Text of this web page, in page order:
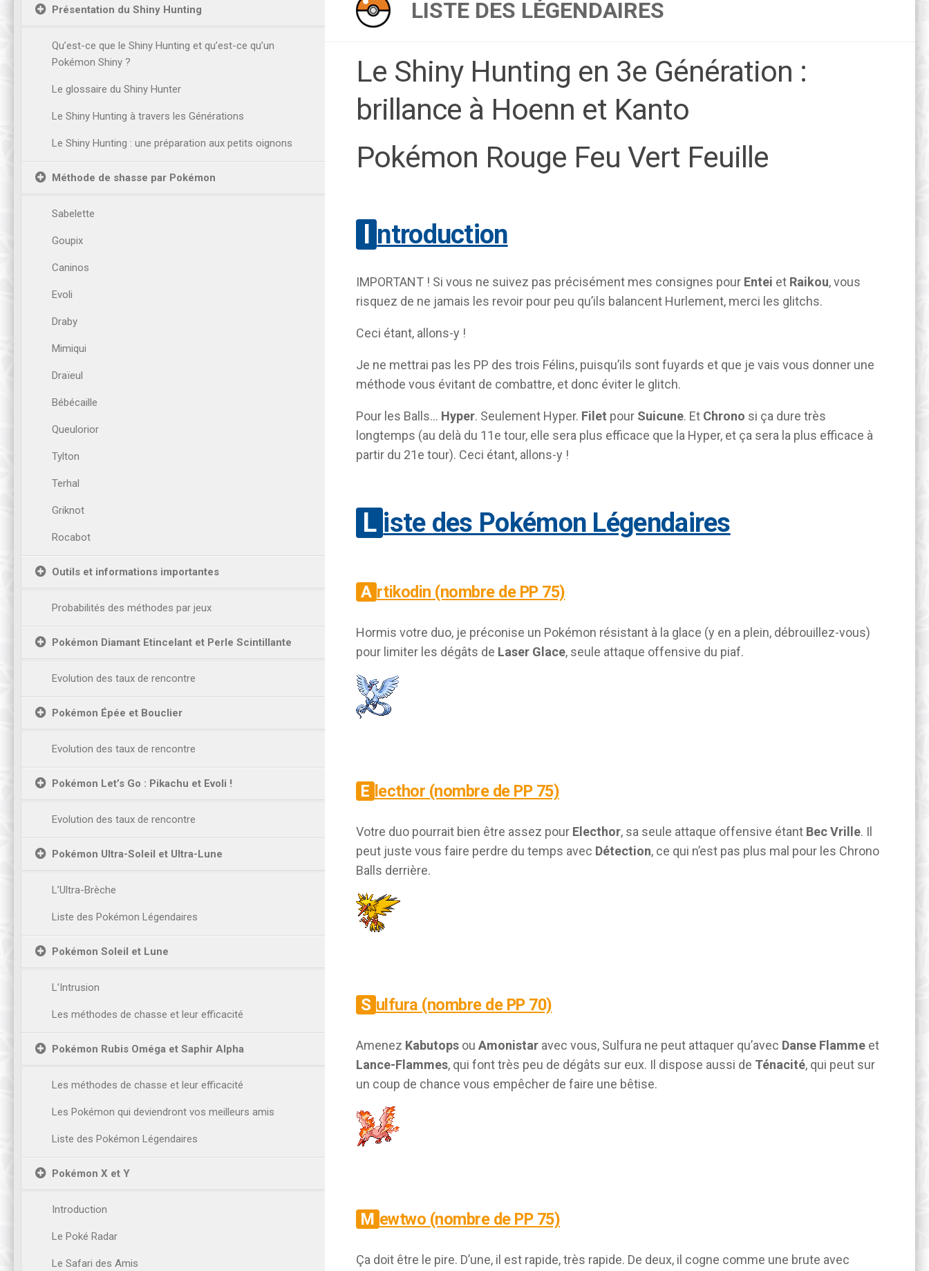
LISTE DES LÉGENDAIRES
Le Shiny Hunting en 3e Génération :
brillance à Hoenn et Kanto
Pokémon Rouge Feu Vert Feuille
Introduction
IMPORTANT ! Si vous ne suivez pas précisément mes consignes pour Entei et Raikou, vous
risquez de ne jamais les revoir pour peu qu’ils balancent Hurlement, merci les glitchs.
Ceci étant, allons-y !
Je ne mettrai pas les PP des trois Félins, puisqu’ils sont fuyards et que je vais vous donner une
méthode vous évitant de combattre, et donc éviter le glitch.
Pour les Balls… Hyper. Seulement Hyper. Filet pour Suicune. Et Chrono si ça dure très
longtemps (au delà du 11e tour, elle sera plus efficace que la Hyper, et ça sera la plus efficace à
partir du 21e tour). Ceci étant, allons-y !
Liste des Pokémon Légendaires
Artikodin (nombre de PP 75)
Hormis votre duo, je préconise un Pokémon résistant à la glace (y en a plein, débrouillez-vous)
pour limiter les dégâts de Laser Glace, seule attaque offensive du piaf.
Electhor (nombre de PP 75)
Votre duo pourrait bien être assez pour Electhor, sa seule attaque offensive étant Bec Vrille. Il
peut juste vous faire perdre du temps avec Détection, ce qui n’est pas plus mal pour les Chrono
Balls derrière.
Sulfura (nombre de PP 70)
Amenez Kabutops ou Amonistar avec vous, Sulfura ne peut attaquer qu’avec Danse Flamme et
Lance-Flammes, qui font très peu de dégâts sur eux. Il dispose aussi de Ténacité, qui peut sur
un coup de chance vous empêcher de faire une bêtise.
Mewtwo (nombre de PP 75)
Ça doit être le pire. D’une, il est rapide, très rapide. De deux, il cogne comme une brute avec
Présentation du Shiny Hunting
Qu’est-ce que le Shiny Hunting et qu’est-ce qu’un
Pokémon Shiny ?
Le glossaire du Shiny Hunter
Le Shiny Hunting à travers les Générations
Le Shiny Hunting : une préparation aux petits oignons
Méthode de shasse par Pokémon
Sabelette
Goupix
Caninos
Evoli
Draby
Mimiqui
Draïeul
Bébécaille
Queulorior
Tylton
Terhal
Griknot
Rocabot
Outils et informations importantes
Probabilités des méthodes par jeux
Pokémon Diamant Etincelant et Perle Scintillante
Evolution des taux de rencontre
Pokémon Épée et Bouclier
Evolution des taux de rencontre
Pokémon Let’s Go : Pikachu et Evoli !
Evolution des taux de rencontre
Pokémon Ultra-Soleil et Ultra-Lune
L’Ultra-Brèche
Liste des Pokémon Légendaires
Pokémon Soleil et Lune
L’Intrusion
Les méthodes de chasse et leur efficacité
Pokémon Rubis Oméga et Saphir Alpha
Les méthodes de chasse et leur efficacité
Les Pokémon qui deviendront vos meilleurs amis
Liste des Pokémon Légendaires
Pokémon X et Y
Introduction
Le Poké Radar
Le Safari des Amis